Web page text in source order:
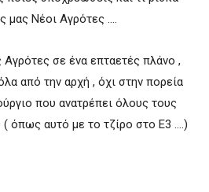
μας Νέοι Αγρότες ….
σε ένα επταετές πλάνο ,
από την αρχή , όχι στην πορεία
που ανατρέπει όλους τους
( όπως αυτό με το τζίρο στο Ε3 ….)